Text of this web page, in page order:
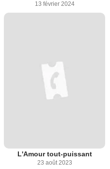
13 février 2024
L'Amour tout-puissant
23 août 2023